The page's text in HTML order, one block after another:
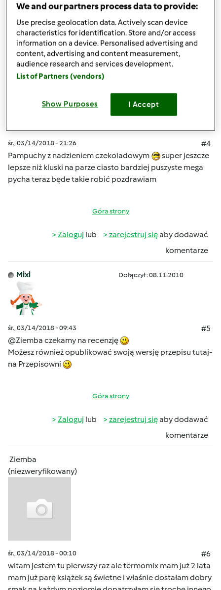
Zalogujlub zarejestruj sięaby dodawać
komentarze
Ziemba
(niezweryfikowany)
śr., 03/14/2018 - 21:26
#4
Pampuchy z nadzieniem czekoladowym
super jeszcze
lepsze niż kluski na parze ciasto bardziej puszyste mega
pycha teraz będe takie robić pozdrawiam
Góra strony
Zaloguj lub zarejestruj sięaby dodawać
komentarze
Mixi Dołączył : 08.11.2010
śr., 03/14/2018 - 09:43
#5
@Ziemba czekamy na recenzję
Możesz również opublikować swoją wersję przepisu tutaj-
na Przepisowni
Góra strony
Zaloguj lub zarejestruj sięaby dodawać
komentarze
Ziemba
(niezweryfikowany)
śr., 03/14/2018 - 00:10
#6
witam jestem tu pierwszy raz ale termomix mam już 2 lata
mam już parę książek są świetne i właśnie dostałam dobry
We and our partners process data to provide:
Use precise geolocation data. Actively scan device
characteristics for identification. Store and/or access
information on a device. Personalised advertising and
content, advertising and content measurement,
audience research and services development.
List of Partners (vendors)
Show Purposes I Accept